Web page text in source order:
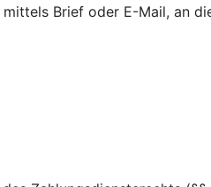
Brief oder E-Mail, an